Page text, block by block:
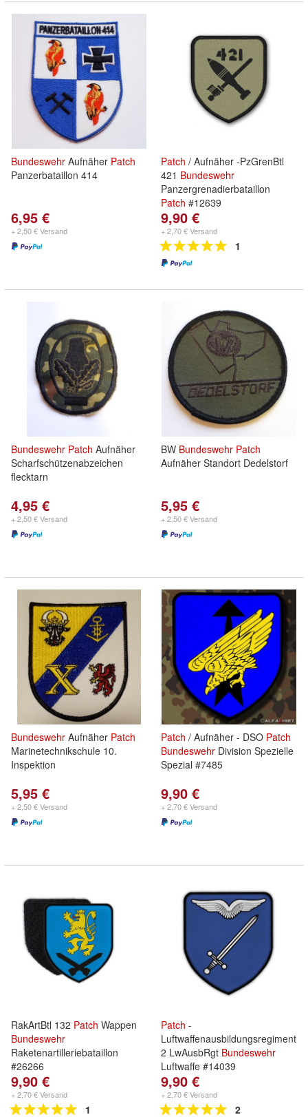
Bundeswehr Aufnäher Patch
Panzerbataillon 414
6,95 €
+ 2,50 € Versand
Patch / Aufnäher -PzGrenBtl
421 Bundeswehr
Panzergrenadierbataillon
Patch #12639
9,90 €
+ 2,70 € Versand
1
Bundeswehr Patch Aufnäher
Scharfschützenabzeichen
flecktarn
4,95 €
+ 2,50 € Versand
BW Bundeswehr Patch
Aufnäher Standort Dedelstorf
5,95 €
+ 2,50 € Versand
Bundeswehr Aufnäher Patch
Marinetechnikschule 10.
Inspektion
5,95 €
+ 2,50 € Versand
Patch / Aufnäher - DSO Patch
Bundeswehr Division Spezielle
Spezial #7485
9,90 €
+ 2,70 € Versand
RakArtBtl 132 Patch Wappen
Bundeswehr
Raketenartilleriebataillon
#26266
9,90 €
+ 2,70 € Versand
1
Patch -
Luftwaffenausbildungsregiment
2 LwAusbRgt Bundeswehr
Luftwaffe #14039
9,90 €
+ 2,70 € Versand
2